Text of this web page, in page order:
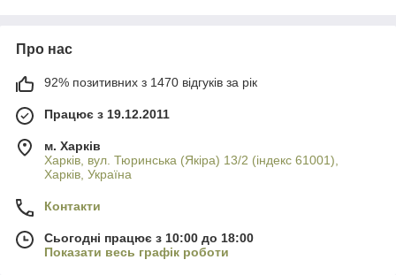
Про нас
92% позитивних з 1470 відгуків за рік
Працює з 19.12.2011
м. Харків
Харків, вул. Тюринська (Якіра) 13/2 (індекс 61001),
Харків, Україна
Контакти
Сьогодні працює з 10:00 до 18:00
Показати весь графік роботи